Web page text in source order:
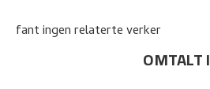
fant ingen relaterte verker
OMTALT I